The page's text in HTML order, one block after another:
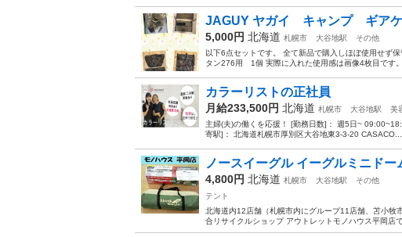
JAGUY ヤガイ キャンプ ギア
5,000円 北海道 札幌市 大谷地駅
その他
以下6点セットです。 全て新品で購入しほぼ使用せず
タン276用 1個 実際に入れた使用感は画像4枚目です
カラーリストの正社員
月給233,500円 北海道 札幌市 大谷地駅
美
主婦(夫)の働くを応援！ [勤務日数]： 週5日~
寄駅]： 北海道札幌市厚別区大谷地東3-3-20 CASACO...
ノースイーグル イーグルミニド
4,800円 北海道 札幌市 大谷地駅
その他
テント
北海道内12店舗（札幌市内にグループ11店舗、苫小
合リサイクルショップ アウトレットモノハウス平岡店で